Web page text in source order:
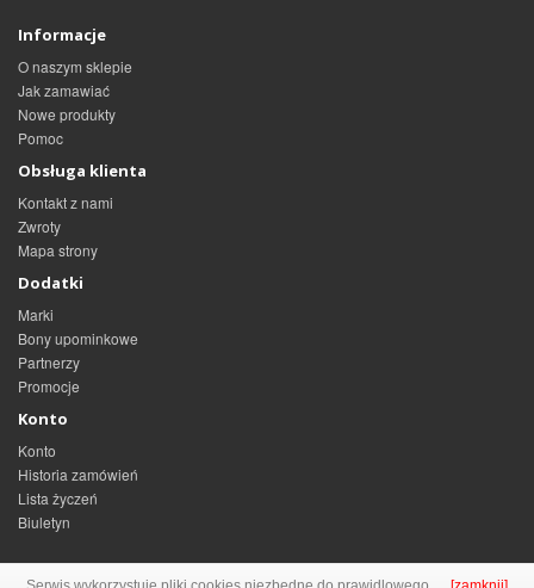
Informacje
O naszym sklepie
Jak zamawiać
Nowe produkty
Pomoc
Obsługa klienta
Kontakt z nami
Zwroty
Mapa strony
Dodatki
Marki
Bony upominkowe
Partnerzy
Promocje
Konto
Konto
Historia zamówień
Lista życzeń
Biuletyn